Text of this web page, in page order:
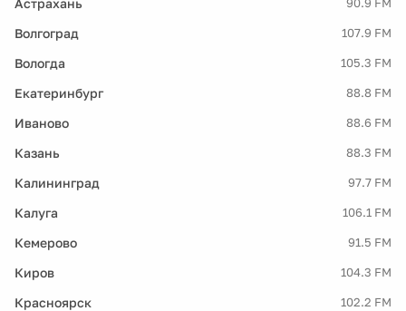
90.9 FM
Волгоград 107.9 FM
Вологда 105.3 FM
Екатеринбург 88.8 FM
Иваново 88.6 FM
Казань 88.3 FM
Калининград 97.7 FM
Калуга 106.1 FM
Кемерово 91.5 FM
Киров 104.3 FM
Красноярск 102.2 FM